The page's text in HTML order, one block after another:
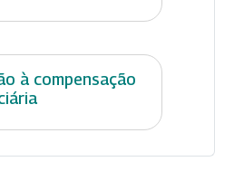
à compensação